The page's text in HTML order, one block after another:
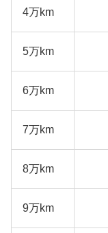
4万km
5万km
6万km
7万km
8万km
9万km